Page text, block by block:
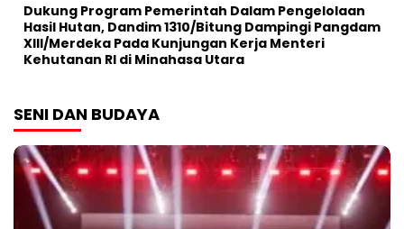
Dukung Program Pemerintah Dalam Pengelolaan
Hasil Hutan, Dandim 1310/Bitung Dampingi Pangdam
XIII/Merdeka Pada Kunjungan Kerja Menteri
Kehutanan RI di Minahasa Utara
SENI DAN BUDAYA